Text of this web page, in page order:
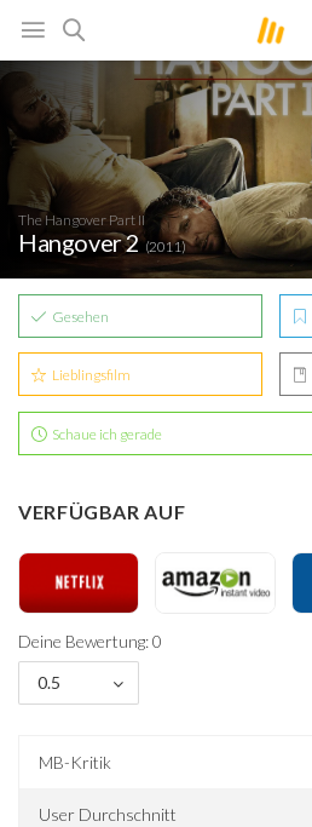
The Hangover Part II
Hangover 2(2011)
Gesehen
Lieblingsfilm
Schaue ich gerade
VERFÜGBAR AUF
Deine Bewertung: 0
0.5
MB-Kritik
User Durchschnitt